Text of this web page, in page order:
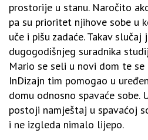
prostorije u stanu. Naročito
pa su prioritet njihove sobe u
uče i pišu zadaće. Takav
dugogodišnjeg suradnika
Mario se seli u novi dom te se
InDizajn tim pomogao u
domu odnosno spavaće sobe.
postoji namještaj u spavaćoj
i ne izgleda nimalo lijepo.